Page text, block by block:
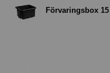
Förvaringsbox